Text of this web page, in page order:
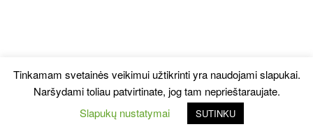
Tinkamam svetainės veikimui užtikrinti yra naudojami slapukai.
Naršydami toliau patvirtinate, jog tam neprieštaraujate.
Slapukų nustatymai
SUTINKU